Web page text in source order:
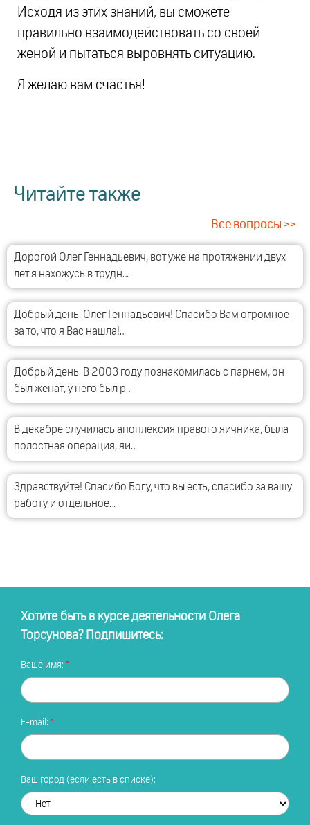
Исходя из этих знаний, вы сможете
правильно взаимодействовать со своей
женой и пытаться выровнять ситуацию.
Я желаю вам счастья!
Читайте также
Все вопросы >>
Дорогой Олег Геннадьевич, вот уже на протяжении двух
лет я нахожусь в трудн…
Добрый день, Олег Геннадьевич! Спасибо Вам огромное
за то, что я Вас нашла!…
Добрый день. В 2003 году познакомилась с парнем, он
был женат, у него был р…
В декабре случилась апоплексия правого яичника, была
полостная операция, яи…
Здравствуйте! Спасибо Богу, что вы есть, спасибо за вашу
работу и отдельное…
Хотите быть в курсе деятельности Олега
Торсунова? Подпишитесь:
Ваше имя:
E-mail:
Ваш город (если есть в списке):